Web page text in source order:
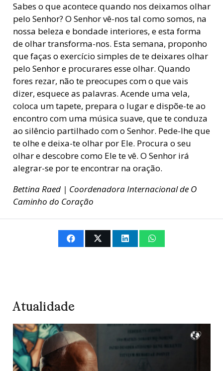
Sabes o que acontece quando nos deixamos olhar
pelo Senhor? O Senhor vê-nos tal como somos, na
nossa beleza e bondade interiores, e esta forma
de olhar transforma-nos. Esta semana, proponho
que faças o exercício simples de te deixares olhar
pelo Senhor e procurares esse olhar. Quando
fores rezar, não te preocupes com o que vais
dizer, esquece as palavras. Acende uma vela,
coloca um tapete, prepara o lugar e dispõe-te ao
encontro com uma música suave, que te conduza
ao silêncio partilhado com o Senhor. Pede-lhe que
te olhe e deixa-te olhar por Ele. Procura o seu
olhar e descobre como Ele te vê. O Senhor irá
alegrar-se por te encontrar na oração.
Bettina Raed | Coordenadora Internacional de O
Caminho do Coração
Atualidade